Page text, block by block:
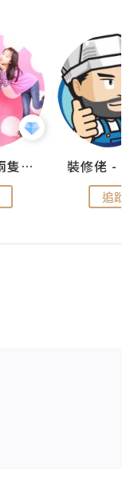
儍媽媽與兩隻小魔怪之家
追蹤